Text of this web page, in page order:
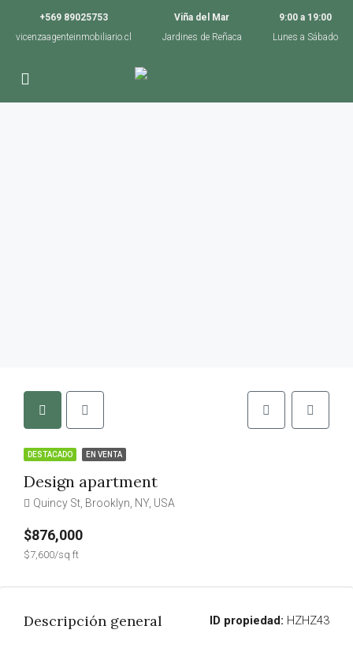
+569 89025753
vicenzaagenteinmobiliario.cl
Viña del Mar
Jardines de Reñaca
9:00 a 19:00
Lunes a Sábado
DESTACADO EN VENTA
Design apartment
Quincy St, Brooklyn, NY, USA
$876,000
$7,600/sq ft
Descripción general ID propiedad: HZHZ43